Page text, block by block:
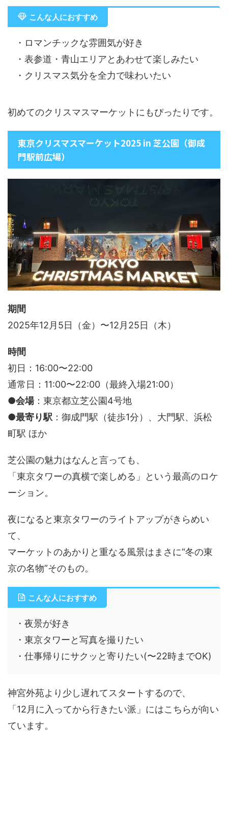
こんな人におすすめ
・ロマンチックな雰囲気が好き
・表参道・青山エリアとあわせて楽しみたい
・クリスマス気分を全力で味わいたい
初めてのクリスマスマーケットにもぴったりです。
東京クリスマスマーケット2025 in 芝公園（御成
門駅前広場）
期間
2025年12月5日（金）〜12月25日（木）
時間
初日：16:00〜22:00
通常日：11:00〜22:00（最終入場21:00）
●会場：東京都立芝公園4号地
●最寄り駅 ：御成門駅（徒歩1分）、大門駅、浜松
町駅 ほか
芝公園の魅力はなんと言っても、
「東京タワーの真横で楽しめる」という最高のロケ
ーション。
夜になると東京タワーのライトアップがきらめい
て、
マーケットのあかりと重なる風景はまさに“冬の東
京の名物”そのもの。
こんな人におすすめ
・夜景が好き
・東京タワーと写真を撮りたい
・仕事帰りにサクッと寄りたい(〜22時までOK)
神宮外苑より少し遅れてスタートするので、
「12月に入ってから行きたい派」にはこちらが向い
ています。